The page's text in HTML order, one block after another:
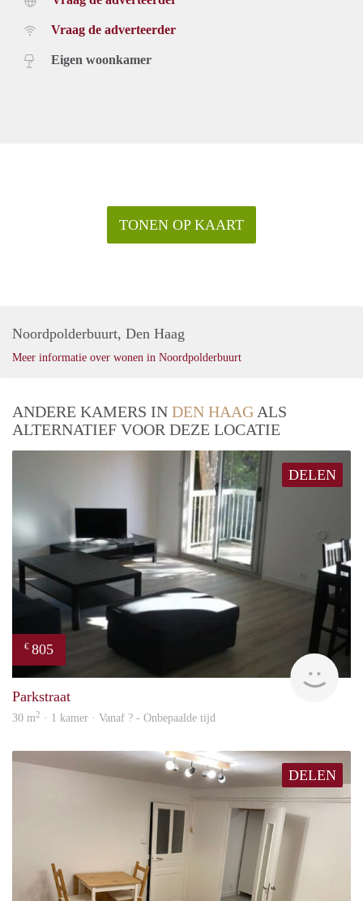
Vraag de adverteerder
Eigen woonkamer
TONEN OP KAART
Noordpolderbuurt, Den Haag
Meer informatie over wonen in Noordpolderbuurt
ANDERE KAMERS IN DEN HAAG ALS
ALTERNATIEF VOOR DEZE LOCATIE
DELEN
€ 805
Parkstraat
30 m2 · 1 kamer · Vanaf ? - Onbepaalde tijd
DELEN